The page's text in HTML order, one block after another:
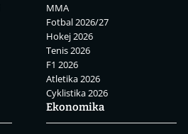
MMA
Fotbal 2026/27
Hokej 2026
Tenis 2026
F1 2026
Atletika 2026
Cyklistika 2026
Ekonomika